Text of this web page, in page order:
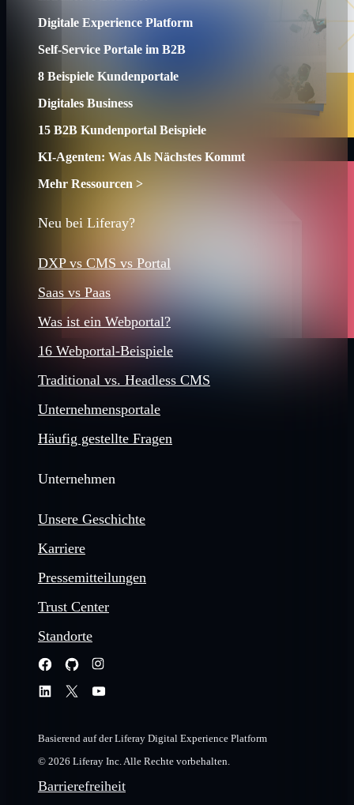
Digitale Experience Platform
Self-Service Portale im B2B
8 Beispiele Kundenportale
Digitales Business
15 B2B Kundenportal Beispiele
KI-Agenten: Was Als Nächstes Kommt
Mehr Ressourcen >
Neu bei Liferay?
DXP vs CMS vs Portal
Saas vs Paas
Was ist ein Webportal?
16 Webportal-Beispiele
Traditional vs. Headless CMS
Unternehmensportale
Häufig gestellte Fragen
Unternehmen
Unsere Geschichte
Karriere
Pressemitteilungen
Trust Center
Standorte
Basierend auf der Liferay Digital Experience Platform
© 2026 Liferay Inc. Alle Rechte vorbehalten.
Barrierefreiheit